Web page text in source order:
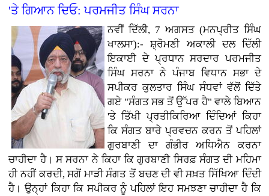
'ਤੇ ਗਿਆਨ ਦਿਓ: ਪਰਮਜੀਤ ਸਿੰਘ ਸਰਨਾ
ਨਵੀਂ ਦਿੱਲੀ, 7 ਅਗਸਤ (ਮਨਪ੍ਰੀਤ ਸਿੰਘ
ਖਾਲਸਾ):- ਸ਼੍ਰੋਮਣੀ ਅਕਾਲੀ ਦਲ ਦਿੱਲੀ
ਇਕਾਈ ਦੇ ਪ੍ਰਧਾਨ ਸਰਦਾਰ ਪਰਮਜੀਤ
ਸਿੰਘ ਸਰਨਾ ਨੇ ਪੰਜਾਬ ਵਿਧਾਨ ਸਭਾ ਦੇ
ਸਪੀਕਰ ਕੁਲਤਾਰ ਸਿੰਘ ਸੰਧਵਾਂ ਵੱਲੋਂ ਦਿੱਤੇ
ਗਏ "ਸੰਗਤ ਸਭ ਤੋਂ ਉੱਪਰ ਹੈ" ਵਾਲੇ ਬਿਆਨ
'ਤੇ ਤਿੱਖੀ ਪ੍ਰਤੀਕਿਰਿਆ ਦਿੰਦਿਆਂ ਕਿਹਾ
ਕਿ ਸੰਗਤ ਬਾਰੇ ਪ੍ਰਵਚਨ ਕਰਨ ਤੋਂ ਪਹਿਲਾਂ
ਗੁਰਬਾਣੀ ਦਾ ਗੰਭੀਰ ਅਧਿਐਨ ਕਰਨਾ
ਚਾਹੀਦਾ ਹੈ। ਸ ਸਰਨਾ ਨੇ ਕਿਹਾ ਕਿ ਗੁਰਬਾਣੀ ਸਿਰਫ਼ ਸੰਗਤ ਦੀ ਮਹਿਮਾ
ਹੀ ਨਹੀਂ ਕਰਦੀ, ਸਗੋਂ ਮਾੜੀ ਸੰਗਤ ਤੋਂ ਬਚਣ ਦੀ ਵੀ ਸਖ਼ਤ ਸਿੱਖਿਆ ਦਿੰਦੀ
ਹੈ। ਉਨ੍ਹਾਂ ਕਿਹਾ ਕਿ ਸਪੀਕਰ ਨੂੰ ਪਹਿਲਾਂ ਇਹ ਸਮਝਣਾ ਚਾਹੀਦਾ ਹੈ ਕਿ